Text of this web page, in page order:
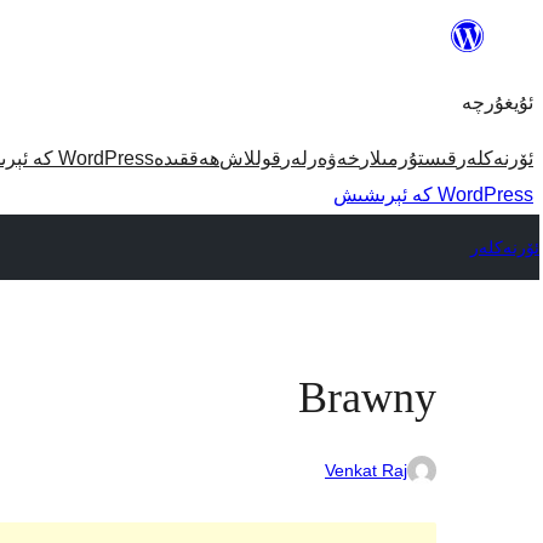
مەزمۇنغا
ئۇيغۇرچە
ئۆرنەكلەر قىستۇرمىلار خەۋەرلەر قوللاشھەققىدەWordPress كە ئېرىشىش
WordPress كە ئېرىشىش
ئۆرنەكلەر
Brawny
Venkat Raj